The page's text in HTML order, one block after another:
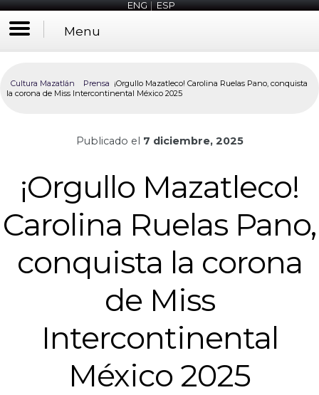
ENG|ESP
Menu
Cultura Mazatlán Prensa ¡Orgullo Mazatleco! Carolina Ruelas Pano, conquista
la corona de Miss Intercontinental México 2025
Publicado el 7 diciembre, 2025
¡Orgullo Mazatleco!
Carolina Ruelas Pano,
conquista la corona
de Miss
Intercontinental
México 2025